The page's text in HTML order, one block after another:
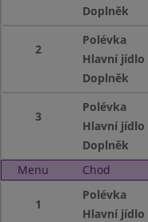
Doplněk
2
Polévka
Hlavní jídlo
Doplněk
3
Polévka
Hlavní jídlo
Doplněk
Menu
Chod
1
Polévka
Hlavní jídlo